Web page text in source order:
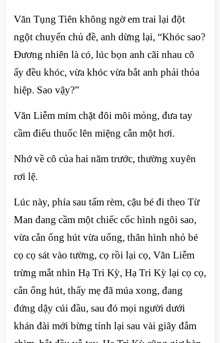
Văn Tụng Tiên không ngờ em trai lại đột
ngột chuyển chủ đề, anh dừng lại, “Khóc sao?
Đương nhiên là có, lúc bọn anh cãi nhau cô
ấy đều khóc, vừa khóc vừa bắt anh phải thỏa
hiệp. Sao vậy?”
Văn Liễm mím chặt đôi môi mỏng, đưa tay
cầm điếu thuốc lên miệng cắn một hơi.
Nhớ về cô của hai năm trước, thường xuyên
rơi lệ.
Lúc này, phía sau tấm rèm, cậu bé đi theo Từ
Man đang cầm một chiếc cốc hình ngôi sao,
vừa cắn ống hút vừa uống, thân hình nhỏ bé
cọ cọ sát vào tường, cọ rồi lại cọ, Văn Liễm
trừng mắt nhìn Hạ Tri Kỳ, Hạ Tri Kỳ lại cọ cọ,
cắn ống hút, thấy mẹ đã múa xong, đang
đứng dậy cúi đầu, sau đó mọi người dưới
khán đài mới bừng tỉnh lại sau vài giây đắm